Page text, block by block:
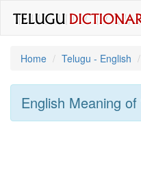
Home
Telugu - English
English Meaning of